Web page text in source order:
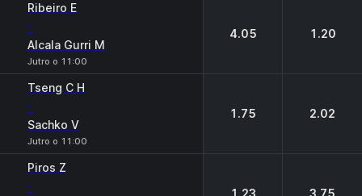
Ribeiro E
-
Alcala Gurri M
Jutro o 11:00
4.05 1.20
Tseng C H
-
Sachko V
Jutro o 11:00
1.75 2.02
Piros Z
- 1.23 3.75